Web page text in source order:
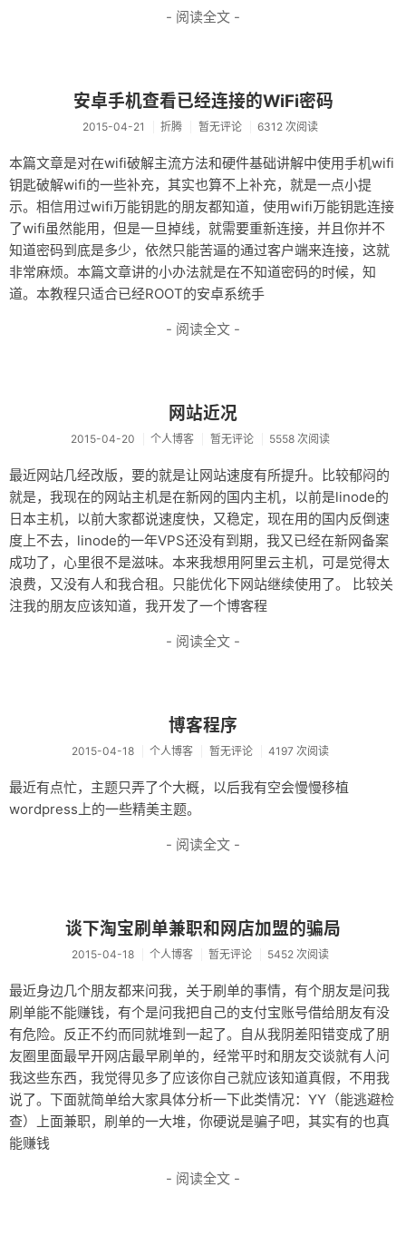
- 阅读全文 -
安卓手机查看已经连接的WiFi密码
2015-04-21 折腾 暂无评论 6312 次阅读
本篇文章是对在wifi破解主流方法和硬件基础讲解中使用手机wifi
钥匙破解wifi的一些补充，其实也算不上补充，就是一点小提
示。相信用过wifi万能钥匙的朋友都知道，使用wifi万能钥匙连接
了wifi虽然能用，但是一旦掉线，就需要重新连接，并且你并不
知道密码到底是多少，依然只能苦逼的通过客户端来连接，这就
非常麻烦。本篇文章讲的小办法就是在不知道密码的时候，知
道。本教程只适合已经ROOT的安卓系统手
- 阅读全文 -
网站近况
2015-04-20 个人博客 暂无评论 5558 次阅读
最近网站几经改版，要的就是让网站速度有所提升。比较郁闷的
就是，我现在的网站主机是在新网的国内主机，以前是linode的
日本主机，以前大家都说速度快，又稳定，现在用的国内反倒速
度上不去，linode的一年VPS还没有到期，我又已经在新网备案
成功了，心里很不是滋味。本来我想用阿里云主机，可是觉得太
浪费，又没有人和我合租。只能优化下网站继续使用了。 比较关
注我的朋友应该知道，我开发了一个博客程
- 阅读全文 -
博客程序
2015-04-18 个人博客 暂无评论 4197 次阅读
最近有点忙，主题只弄了个大概，以后我有空会慢慢移植
wordpress上的一些精美主题。
- 阅读全文 -
谈下淘宝刷单兼职和网店加盟的骗局
2015-04-18 个人博客 暂无评论 5452 次阅读
最近身边几个朋友都来问我，关于刷单的事情，有个朋友是问我
刷单能不能赚钱，有个是问我把自己的支付宝账号借给朋友有没
有危险。反正不约而同就堆到一起了。自从我阴差阳错变成了朋
友圈里面最早开网店最早刷单的，经常平时和朋友交谈就有人问
我这些东西，我觉得见多了应该你自己就应该知道真假，不用我
说了。下面就简单给大家具体分析一下此类情况：YY（能逃避检
查）上面兼职，刷单的一大堆，你硬说是骗子吧，其实有的也真
能赚钱
- 阅读全文 -